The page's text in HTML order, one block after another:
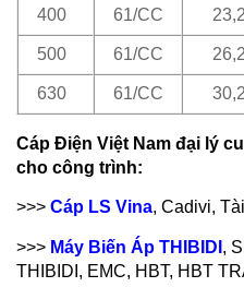
400 61/CC 23,2
500 61/CC 26,2
630 61/CC 30,2
Cáp Điện Việt Nam đại lý
cho công trình:
>>> Cáp LS Vina, Cadivi,
>>> Máy Biến Áp THIBIDI ,
THIBIDI, EMC, HBT, HBT